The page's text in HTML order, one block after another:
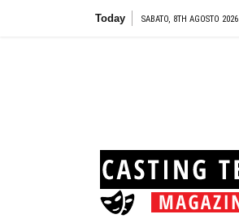
Today SABATO, 8TH AGOSTO 2026